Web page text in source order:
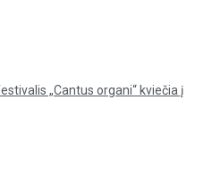
„Cantus organi“ kviečia į